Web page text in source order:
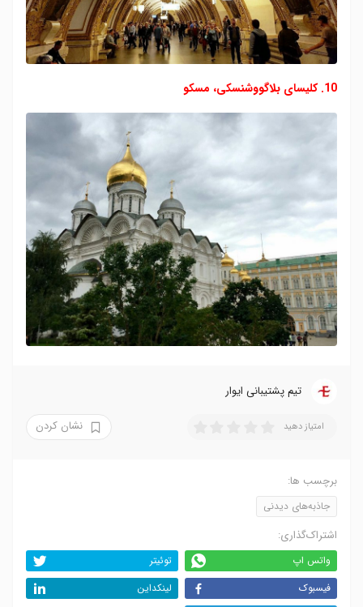
10. کلیسای بلاگووشنسکی، مسکو
تیم پشتیبانی ایوار
امتیاز دهید نشان کردن
برچسب ها:
جاذبه‌های دیدنی
اشتراک‌گذاری:
واتس اپ
توئیتر
فیسبوک
لینکداین